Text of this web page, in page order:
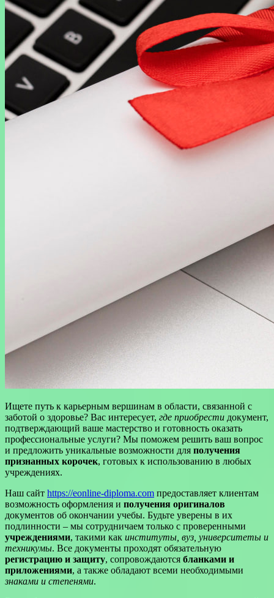
Ищете путь к карьерным вершинам в области, связанной с
заботой о здоровье? Вас интересует, где приобрести документ,
подтверждающий ваше мастерство и готовность оказать
профессиональные услуги? Мы поможем решить ваш вопрос
и предложить уникальные возможности для получения
признанных корочек, готовых к использованию в любых
учреждениях.
Наш сайт https://eonline-diploma.com предоставляет клиентам
возможность оформления и получения оригиналов
документов об окончании учебы. Будьте уверены в их
подлинности – мы сотрудничаем только с проверенными
учреждениями, такими как институты, вуз, университеты и
техникумы. Все документы проходят обязательную
регистрацию и защиту, сопровождаются бланками и
приложениями, а также обладают всеми необходимыми
знаками и степенями.